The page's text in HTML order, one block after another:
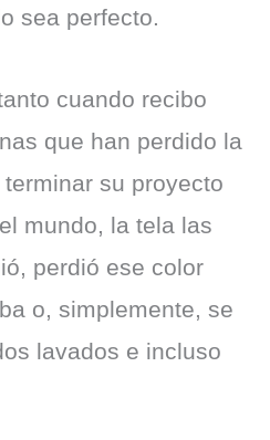
sea perfecto.
cuando recibo
que han perdido la
su proyecto
mundo, la tela las
perdió ese color
o, simplemente, se
lavados e incluso